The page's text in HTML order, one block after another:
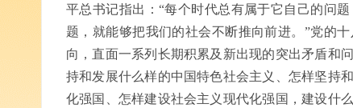
平总书记指出：“每个时代总有属于它自己的问
题，就能够把我们的社会不断推向前进。”党的
向，直面一系列长期积累及新出现的突出矛盾和
持和发展什么样的中国特色社会主义、怎样坚持
化强国、怎样建设社会主义现代化强国，建设什